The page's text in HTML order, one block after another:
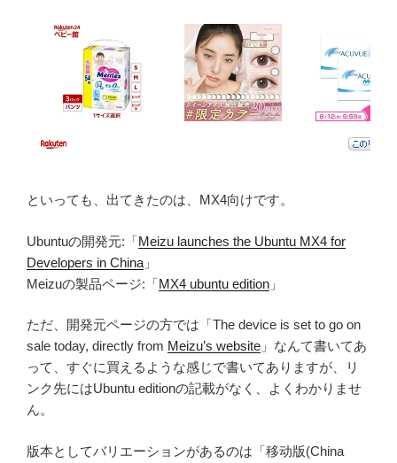
といっても、出てきたのは、MX4向けです。
Ubuntuの開発元:「Meizu launches the Ubuntu MX4 for
Developers in China 」
Meizuの製品ページ:「MX4 ubuntu edition 」
ただ、開発元ページの方では「The device is set to go on
sale today, directly from Meizu’s website 」なんて書いてあ
って、すぐに買えるような感じで書いてありますが、リ
ンク先にはUbuntu editionの記載がなく、よくわかりませ
ん。
版本としてバリエーションがあるのは「移动版(China